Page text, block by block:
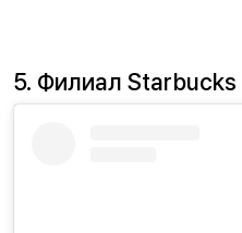
5. Филиал